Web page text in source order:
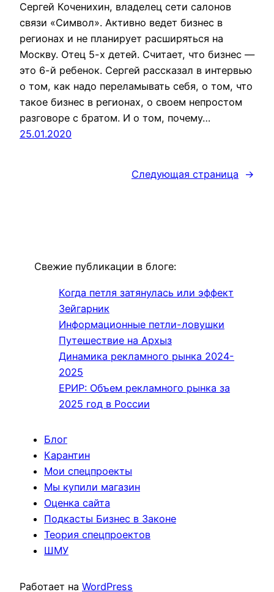
Сергей Коченихин, владелец сети салонов
связи «Символ». Активно ведет бизнес в
регионах и не планирует расширяться на
Москву. Отец 5-х детей. Считает, что бизнес —
это 6-й ребенок. Сергей рассказал в интервью
о том, как надо переламывать себя, о том, что
такое бизнес в регионах, о своем непростом
разговоре с братом. И о том, почему…
25.01.2020
Следующая страница →
Свежие публикации в блоге:
Когда петля затянулась или эффект
Зейгарник
Информационные петли-ловушки
Путешествие на Архыз
Динамика рекламного рынка 2024-
2025
ЕРИР: Объем рекламного рынка за
2025 год в России
Блог
Карантин
Мои спецпроекты
Мы купили магазин
Оценка сайта
Подкасты Бизнес в Законе
Теория спецпроектов
ШМУ
Работает на WordPress